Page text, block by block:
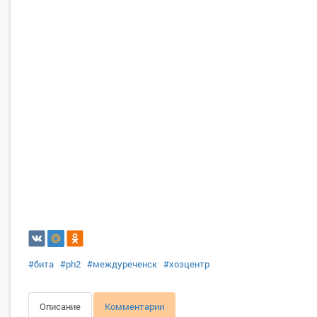
#бита #ph2 #междуреченск #хозцентр
Описание Комментарии